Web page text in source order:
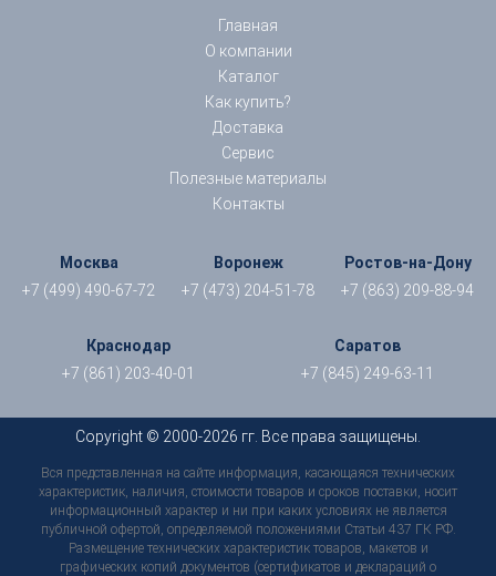
Главная
О компании
Каталог
Как купить?
Доставка
Сервис
Полезные материалы
Контакты
Москва
+7 (499) 490-67-72
Воронеж
+7 (473) 204-51-78
Ростов-на-Дону
+7 (863) 209-88-94
Краснодар
+7 (861) 203-40-01
Саратов
+7 (845) 249-63-11
Copyright © 2000-2026 гг. Все права защищены.
Вся представленная на сайте информация, касающаяся технических
характеристик, наличия, стоимости товаров и сроков поставки, носит
информационный характер и ни при каких условиях не является
публичной офертой, определяемой положениями Статьи 437 ГК РФ.
Размещение технических характеристик товаров, макетов и
графических копий документов (сертификатов и деклараций о